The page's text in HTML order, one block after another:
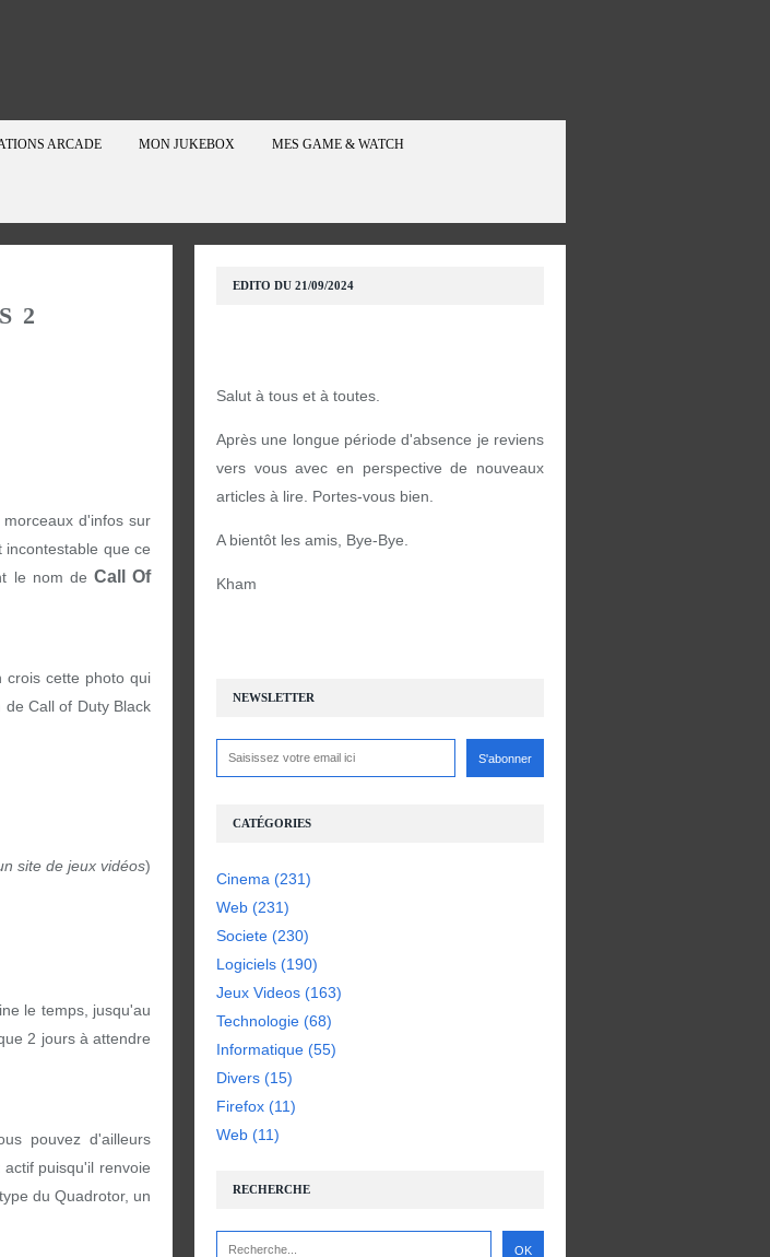
ARCADE MON JUKEBOX MES GAME & WATCH
2
d'infos sur
que ce
le nom de Call Of
crois cette photo qui
Call of Duty Black
site de jeux vidéos)
le temps, jusqu'au
2 jours à attendre
pouvez d'ailleurs
puisqu'il renvoie
du Quadrotor, un
NEWSLETTER
RECHERCHE
CATÉGORIES
Cinema (231)
Web (231)
Societe (230)
Logiciels (190)
Jeux Videos (163)
Technologie (68)
Informatique (55)
Divers (15)
Firefox (11)
Web (11)
EDITO DU 21/09/2024
Salut à tous et à toutes.
Après une longue période d'absence je reviens
vers vous avec en perspective de nouveaux
articles à lire. Portes-vous bien.
A bientôt les amis, Bye-Bye.
Kham